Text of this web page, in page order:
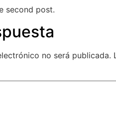
second post.
no será publicada.